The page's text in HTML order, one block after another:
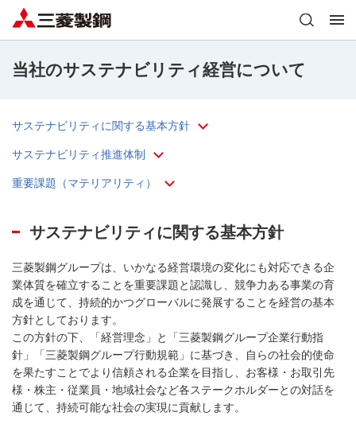
当社のサステナビリティ経営について
サステナビリティに関する基本方針
サステナビリティ推進体制
重要課題（マテリアリティ）
サステナビリティに関する基本方針
三菱製鋼グループは、いかなる経営環境の変化にも対応できる企
業体質を確立することを重要課題と認識し、競争力ある事業の育
成を通じて、持続的かつグローバルに発展することを経営の基本
方針としております。
この方針の下、「経営理念」と「三菱製鋼グループ企業行動指
針」「三菱製鋼グループ行動規範」に基づき、自らの社会的使命
を果たすことでより信頼される企業を目指し、お客様・お取引先
様・株主・従業員・地域社会など各ステークホルダーとの対話を
通じて、持続可能な社会の実現に貢献します。